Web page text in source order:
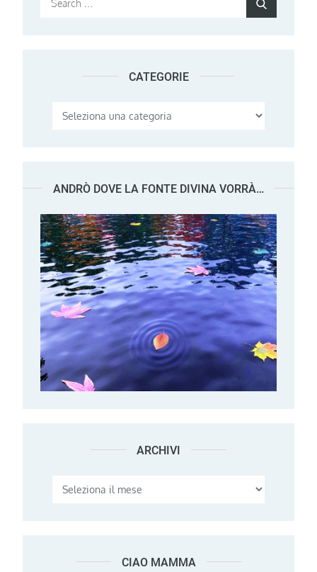
CATEGORIE
Categorie
ANDRÒ DOVE LA FONTE DIVINA VORRÀ…
ARCHIVI Archivi
CIAO MAMMA